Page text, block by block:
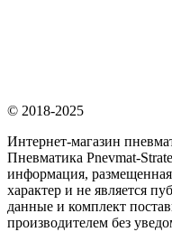
© 2018-2025
Интернет-магазин
Пневматика Pnevmat-
информация,
характер и не является
данные и комплект
производителем без